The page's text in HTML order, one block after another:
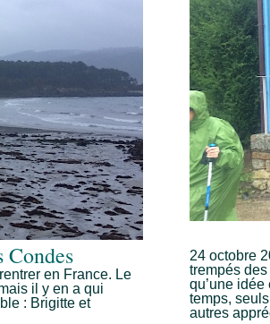
en France. Le
il y en a qui
: Brigitte et
24 octobre
trempés
qu’une
temps,
autres